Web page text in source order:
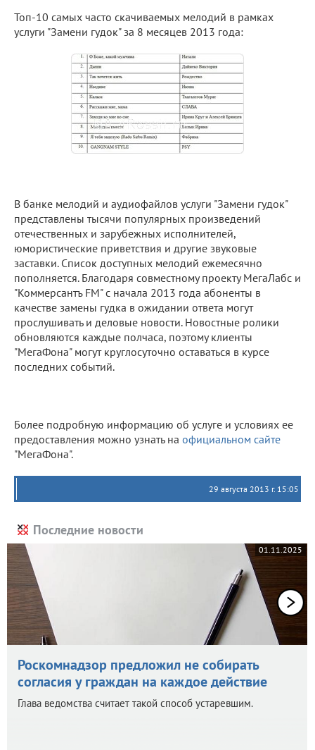
Топ-10 самых часто скачиваемых мелодий в рамках
услуги "Замени гудок" за 8 месяцев 2013 года:
В банке мелодий и аудиофайлов услуги "Замени гудок"
представлены тысячи популярных произведений
отечественных и зарубежных исполнителей,
юмористические приветствия и другие звуковые
заставки. Список доступных мелодий ежемесячно
пополняется. Благодаря совместному проекту МегаЛабс и
"Коммерсантъ FM" с начала 2013 года абоненты в
качестве замены гудка в ожидании ответа могут
прослушивать и деловые новости. Новостные ролики
обновляются каждые полчаса, поэтому клиенты
"МегаФона" могут круглосуточно оставаться в курсе
последних событий.
Более подробную информацию об услуге и условиях ее
предоставления можно узнать на официальном сайте
"МегаФона".
29 августа 2013 г. 15:05
Последние новости
01.11.2025
Роскомнадзор предложил не собирать
согласия у граждан на каждое действие
Глава ведомства считает такой способ устаревшим.